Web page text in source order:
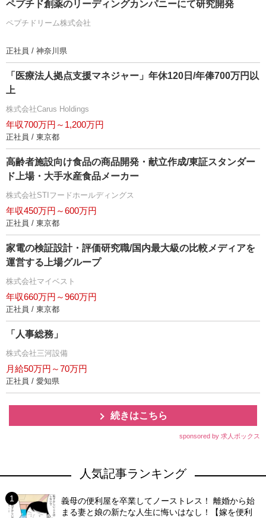
ペプチド創薬のリーディングカンパニーにて研究開発
ペプチドリーム株式会社
正社員 / 神奈川県
「医療法人拠点支援マネジャー」年休120日/年俸700万円以
上
株式会社Carus Holdings
年収700万円～1,200万円
正社員 / 東京都
高齢者施設向け食品の商品開発・献立作成/東証スタンダー
ド上場・大手水産食品メーカー
株式会社STIフードホールディングス
年収450万円～600万円
正社員 / 東京都
家電の検証設計・評価研究職/国内最大級の比較メディアを
運営する上場グループ
株式会社マイベスト
年収660万円～960万円
正社員 / 東京都
「人事総務」
株式会社三河設備
月給50万円～70万円
正社員 / 愛知県
続きはこちら
sponsored by 求人ボックス
人気記事ランキング
義母の便利屋を卒業してノーストレス！ 離婚から始
まる妻と娘の新たな人生に悔いはなし！【嫁を便利